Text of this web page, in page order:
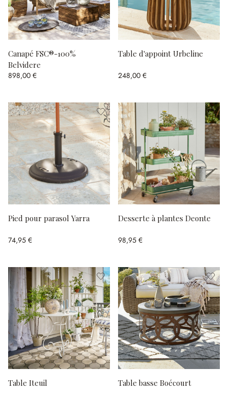
Canapé FSC®-100%
Belvidere
898,00 €
Table d'appoint Urbeline
248,00 €
Pied pour parasol Yarra
74,95 €
Desserte à plantes Deonte
98,95 €
Table Iteuil Table basse Boécourt